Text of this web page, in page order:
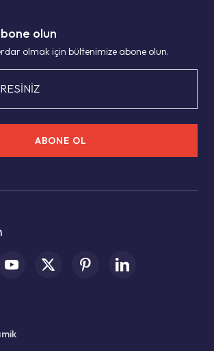
olun
olmak için bültenimize abone olun.
ABONE OL